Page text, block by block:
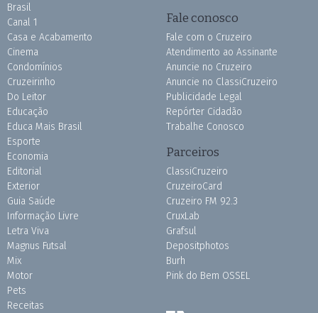
Brasil
Canal 1
Casa e Acabamento
Cinema
Condomínios
Cruzeirinho
Do Leitor
Educação
Educa Mais Brasil
Esporte
Economia
Editorial
Exterior
Guia Saúde
Informação Livre
Letra Viva
Magnus Futsal
Mix
Motor
Pets
Receitas
Fale conosco
Fale com o Cruzeiro
Atendimento ao Assinante
Anuncie no Cruzeiro
Anuncie no ClassiCruzeiro
Publicidade Legal
Repórter Cidadão
Trabalhe Conosco
Parceiros
ClassiCruzeiro
CruzeiroCard
Cruzeiro FM 92.3
CruxLab
Grafsul
Depositphotos
Burh
Pink do Bem OSSEL